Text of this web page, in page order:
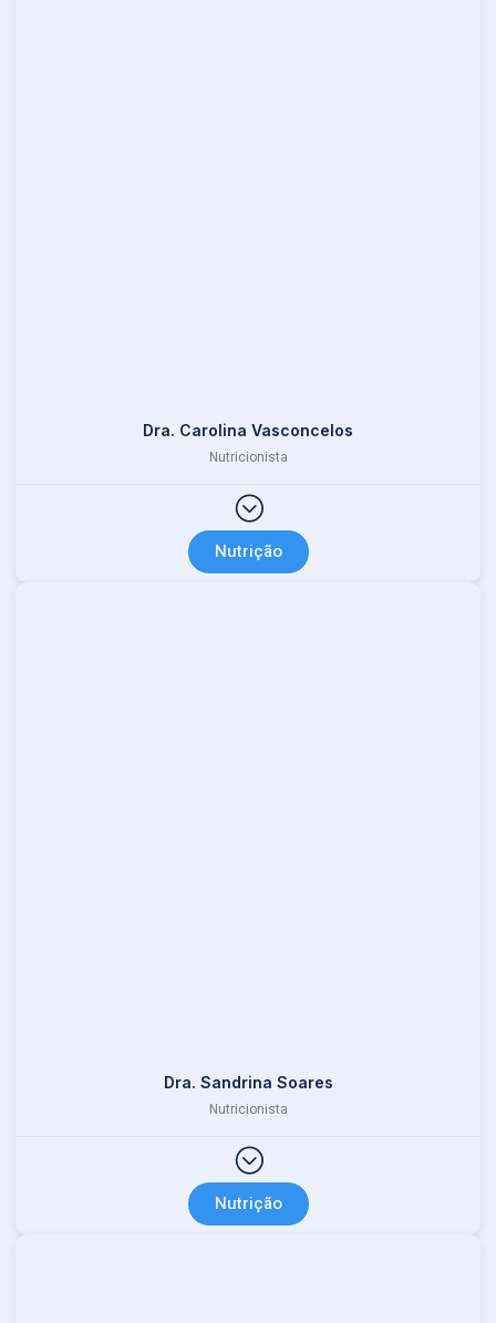
Dra. Carolina Vasconcelos
Nutricionista
Nutrição
Dra. Sandrina Soares
Nutricionista
Nutrição